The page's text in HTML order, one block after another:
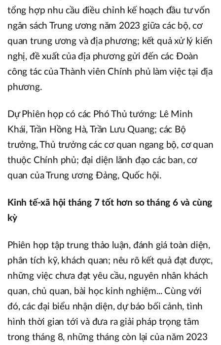
tổng hợp nhu cầu điều chỉnh kế hoạch đầu tư vốn
ngân sách Trung ương năm 2023 giữa các bộ, cơ
quan trung ương và địa phương; kết quả xử lý kiến
nghị, đề xuất của địa phương gửi đến các Đoàn
công tác của Thành viên Chính phủ làm việc tại địa
phương.
Dự Phiên họp có các Phó Thủ tướng: Lê Minh
Khái, Trần Hồng Hà, Trần Lưu Quang; các Bộ
trưởng, Thủ trưởng các cơ quan ngang bộ, cơ quan
thuộc Chính phủ; đại diện lãnh đạo các ban, cơ
quan của Trung ương Đảng, Quốc hội.
Kinh tế-xã hội tháng 7 tốt hơn so tháng 6 và cùng
kỳ
Phiên họp tập trung thảo luận, đánh giá toàn diện,
phân tích kỹ, khách quan; nêu rõ kết quả đạt được,
những việc chưa đạt yêu cầu, nguyên nhân khách
quan, chủ quan, bài học kinh nghiệm... Cùng với
đó, các đại biểu nhận diện, dự báo bối cảnh, tình
hình thời gian tới và đưa ra giải pháp trọng tâm
trong tháng 8, những tháng còn lại của năm 2023